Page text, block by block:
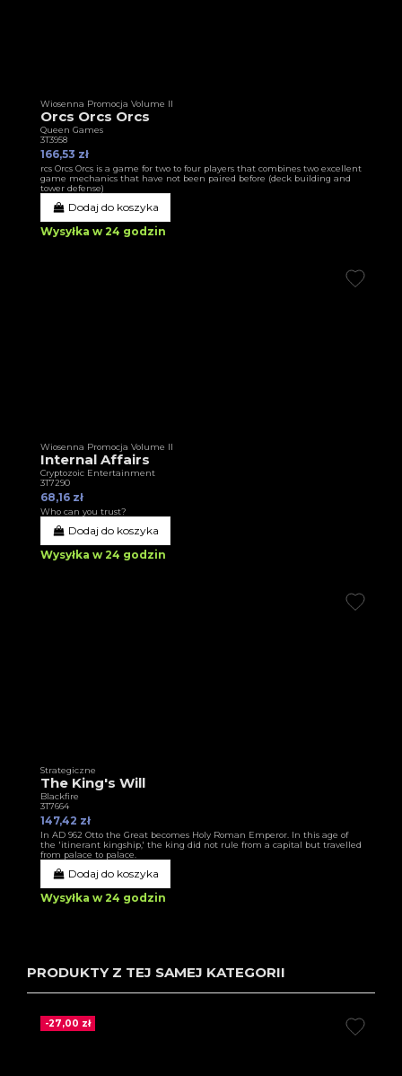
Wiosenna Promocja Volume II
Orcs Orcs Orcs
Queen Games
3T3958
166,53 zł
rcs Orcs Orcs is a game for two to four players that combines two excellent
game mechanics that have not been paired before (deck building and
tower defense)
Dodaj do koszyka
Wysyłka w 24 godzin
Wiosenna Promocja Volume II
Internal Affairs
Cryptozoic Entertainment
3T7290
68,16 zł
Who can you trust?
Dodaj do koszyka
Wysyłka w 24 godzin
Strategiczne
The King's Will
Blackfire
3T7664
147,42 zł
In AD 962 Otto the Great becomes Holy Roman Emperor. In this age of
the 'itinerant kingship,' the king did not rule from a capital but travelled
from palace to palace.
Dodaj do koszyka
Wysyłka w 24 godzin
PRODUKTY Z TEJ SAMEJ KATEGORII
-27,00 zł